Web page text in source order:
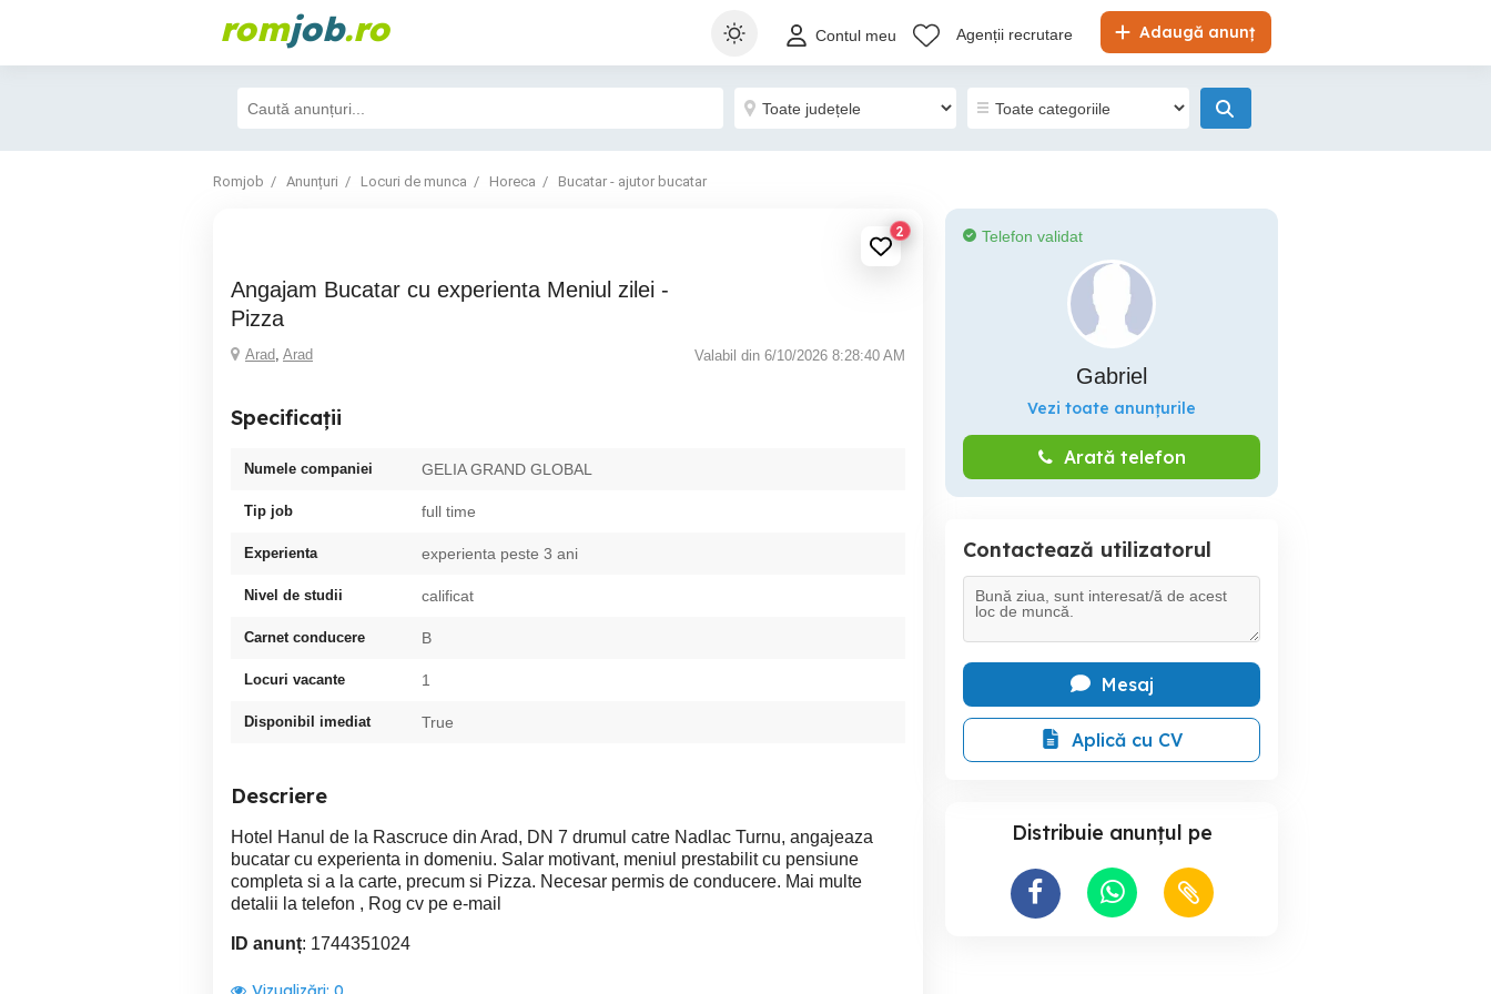
romjob.ro Adaugă anunț
Contul meu Agenții recrutare
Romjob Anunțuri Locuri de munca Horeca Bucatar - ajutor bucatar
2
Angajam Bucatar cu experienta Meniul zilei -
Pizza
Arad, Arad Valabil din 6/10/2026 8:28:40 AM
Specificații
Numele companiei GELIA GRAND GLOBAL
Tip job full time
Experienta experienta peste 3 ani
Nivel de studii calificat
Carnet conducere B
Locuri vacante 1
Disponibil imediat True
Descriere
Hotel Hanul de la Rascruce din Arad, DN 7 drumul catre Nadlac Turnu, angajeaza
bucatar cu experienta in domeniu. Salar motivant, meniul prestabilit cu pensiune
completa si a la carte, precum si Pizza. Necesar permis de conducere. Mai multe
detalii la telefon , Rog cv pe e-mail
ID anunț: 1744351024
Telefon validat
Gabriel
Vezi toate anunțurile
Arată telefon
Contactează utilizatorul
Mesaj
Aplică cu CV
Distribuie anunțul pe